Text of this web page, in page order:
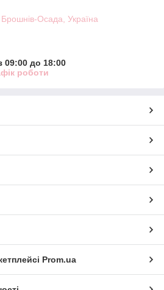
Осада, Україна
09:00 до 18:00
роботи
Prom.ua